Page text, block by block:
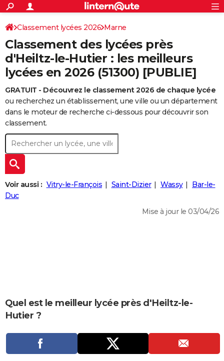
ACTUALITÉS
Politique
Société
Faits Divers
Education
Monde
Villes
+
SPORT
Coupe du monde 2026
Football
Tennis
Cyclisme
Rugby
Forum
CULTURE
Programme TV
TNT
Streaming
Cinéma
Sorties cinéma
Musique
+FINANCE
Retraite
Impôts
Epargne
Immobilier
Risques naturels par ville
Banque
Assurance
Crédit
AUTO
Essais
Réserver un essai
Citadines
Berlines
SUV
Forum auto
+
HIGH-TECH
BRICOLAGE
Forum
Aménagement intérieur
Extérieur
Cuisine
Salle de bains
Jardinage
Rangement
+WEEK-END
Guides de France
Escapades
Patrimoine
Expositions
Musées
Week-end nature
+
LIFESTYLE
Art de vivre
Bien-être
Loisirs
Mode
Modes de vie
+SANTE
Carte de Noël
Carte Bonne année
Carte Saint-Valentin
Carte Pâques
Carte d'anniversaire
DICTIONNAIRE
Dictionnaire
Biographies
Citations
Expressions
Proverbes
PROGRAMME TV
S'inscrire
Connexion
Classement lycées 2026 Marne
Classement des lycées près
d'Heiltz-le-Hutier : les meilleurs
lycées en 2026 (51300) [PUBLIE]
GRATUIT - Découvrez le classement 2026 de chaque lycée
ou recherchez un établissement, une ville ou un département
dans le moteur de recherche ci-dessous pour découvrir son
classement.
Voir aussi : Vitry-le-François Saint-Dizier Wassy
Bar-le-
Duc
Mise à jour le 03/04/26
Quel est le meilleur lycée près d'Heiltz-le-
Hutier ?